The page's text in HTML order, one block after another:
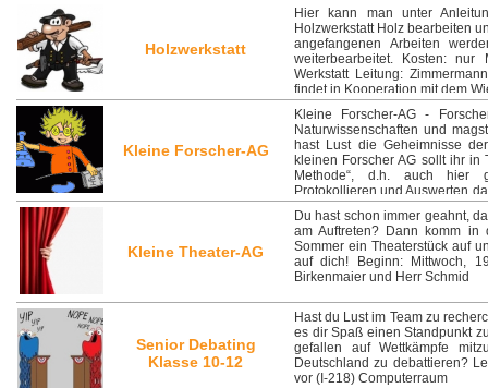
Holzwerkstatt
Hier kann man unter
Holzwerkstatt Holz bearbeiten
angefangenen Arbeiten
weiterbearbeitet. Kosten: nur
Werkstatt Leitung:
findet in Kooperation mit dem
Kleine Forscher-AG
Kleine Forscher-AG -
Naturwissenschaften und
hast Lust die Geheimnisse
kleinen Forscher AG sollt ihr in
Methode“, d.h. auch hier
Protokollieren und Auswerten
Forschen und Entdecken im
auf Kaffeelöffeln, geladene
interessanten Phänomenen
Beginn: 2. Halbjahr, 13. Februar
Kleine Theater-AG
Du hast schon immer geahnt,
am Auftreten? Dann komm in
Sommer ein Theaterstück auf
auf dich! Beginn: Mittwoch,
Birkenmaier und Herr Schmid
Senior Debating
Klasse 10-12
Hast du Lust im Team zu
es dir Spaß einen Standpunkt
gefallen auf Wettkämpfe
Deutschland zu debattieren?
vor (I-218) Computerraum